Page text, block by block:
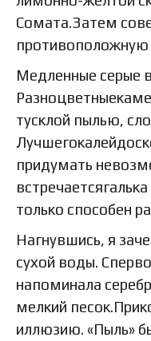
Сомата.Затем
противоположную
Медленные серые
тусклой пылью,
придумать
только способен
Нагнувшись, я
сухой воды.
напоминала
мелкий
иллюзию. «Пыль»